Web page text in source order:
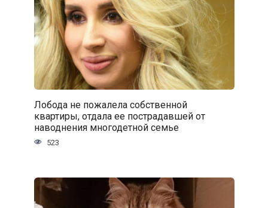
Лобода не пожалела собственной
квартиры, отдала ее пострадавшей от
наводнения многодетной семье
523